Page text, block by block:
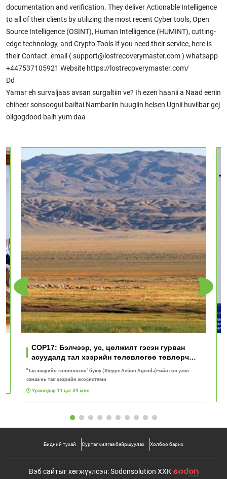
documentation and verification. They deliver Actionable Intelligence
to all of their clients by utilizing the most recent Cyber tools, Open
Source Intelligence (OSINT), Human Intelligence (HUMINT), cutting-
edge technology, and Crypto Tools If you need their service, here is
their Contact. email ( support@lostrecoverymaster.com ) whatsapp
+447537105921 Website https://lostrecoverymaster.com/
Dd
Yamar eh survaljaas avsan surgaltiin ve? Ih ezen haanii a Naad eeriin
chiheer sonsoogui bailtai Nambariin huugiin helsen Ugnii huvilbar gej
oilgogdood baih yum daa
COP17: Бэлчээр, ус, цөлжилт гэсэн гурван
асуудалд тал хээрийн төлөвлөгөө төвлөрч
байна
"Тал хээрийн төлөвлөгөө" буюу (Steppe Action Agenda)-ийн гол үзэл
санаа нь тал хээрийн экосистеми
Уржигдар 11 цаг 39 мин
Бидний тухай Сурталчилгаа байршуулах Холбоо барих
Вэб сайтыг хөгжүүлсэн: Sodonsolution ХХК